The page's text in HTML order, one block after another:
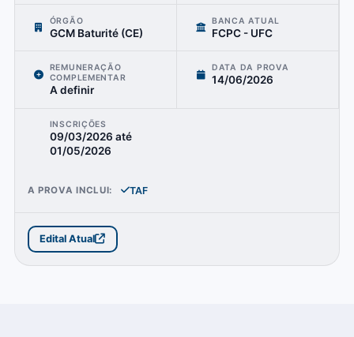
ÓRGÃO
GCM Baturité (CE)
BANCA ATUAL
FCPC - UFC
REMUNERAÇÃO
COMPLEMENTAR
A definir
DATA DA PROVA
14/06/2026
INSCRIÇÕES
09/03/2026 até
01/05/2026
A PROVA INCLUI: TAF
Edital Atual